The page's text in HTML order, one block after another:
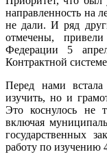
направленность на
не дали. И ряд
отмечены,
Федерации 5
Контрактной
Перед нами
изучить, но и
Это коснулось не
включая
государственных
работу по изучению